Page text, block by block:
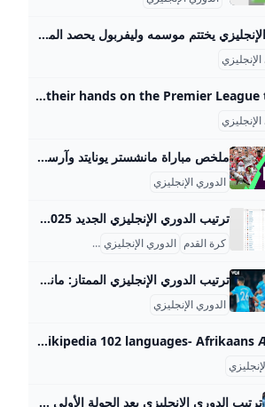
الدوري الإنجليزي يختتم موسمه وليفربول يحصد المركز الثالث في جدول الترتيب عدن نيوز اختتم الدوري الإنجليزي موسمه (الأحد) بالجولة الـ38 من المسابقة التي شهدت 10 مباريات كانت حافلة بالندية والإثارة. ورغم حسم مانشستر سيتي لقب المسابقة قبل 3 محرر 323 مايو 2021 اختتم الدوري الإنجليزي موسمه (الأحد) بالجولة الـ38 من المسابقة التي شهدت 10 مباريات كانت حافلة بالندية والإثارة. ورغم حسم مانشستر سيتي لقب المسابقة قبل 3 مباريات من النهاية، عقب خسارة مانشستر يونايتد أمام ليستر سيتي 1-2 في الجولة 36 من المسابقة، فإن الصراع على مقاعد البطولات الأوروبية الثلاث، وكذلك النجاة من الهبوط أشعل نيران المنافسة بين كل الفرق حتى الجولة الأخيرة.
English Premier League News Stats Scores - ESPN Follow all the latest English Premier League football news, fixtures, stats, and more on ESPN. scores Oliver Glasner has said that Eberechi Eze and Marc Guéhi will both start Crystal Palace’s Conference League play-off first leg against Fredrikstad. Alexander Isak’s transfer saga at Newcastle has taken over the summer, ESPN takes a look at all the major points surrounding his situation so far. William Saliba has vowed to give everything to ensure fourth time’s a charm as Arsenal attempt to finally get their hands on the Premier League trophy.
ملخص مباراة مانشستر يونايتد وآرسنال الدوري الإنجليزي - الجولة 1 - YouTube عاد آرسنال من ميدان منافسه مانشستر يونايتد بالفوز 1-0، ضمن الجولة الأولى من الدوري الإنجليزي الممتاز اليوم الأحد.وسجل هدف المباراة الوحيد الإيطالي ريكاردو كا…
الدوري الإنجليزي
ترتيب الدوري الإنجليزي الجديد 2025 جدول ترتيب الدوري الإنجليزي الممتاز لموسم 2025-2026 يعكس منافسة شيقة بين أندية كبيرة وصاعدة. حاليًا، يتصدر فريق أرسنال الترتيب برصيد 19 نقطة من 8 مباريات، بفارق بسيط عن مانشستر سيتي الذي يحتل المركز الثاني بـ 16 نقطة. باريس يتبعهم من قريب، حيث هناك فريق مثل بورنموث في المركز الثالث برصيد 15 نقطة، ما يوضح تنوع المنافسة في القمة. أيضًا هناك فرق كبيرة مثل ليفربول وتشيلسي تتواجد ضمن العشرة الأوائل، مما يجعل الصراع على المراكز متقاربًا جدًا، مع وجود فرق أخرى كما هو الحال مع سندرلاند وبيرنلي وليدز يونايتد العائدة للدوري الممتاز حديثًا.
كرة القدم الدوري الإنجليزي جدول الترتيب
ترتيب الدوري الإنجليزي الممتاز: مانشستر سيتي يستعيد المركز الأول من ليفربول عاد مانشستر سيتي إلى صدارة ترتيب الدوري الإنجليزي الممتاز لكرة القدم بعد فوزه 2-0 على برايتون أند هوف ألبيون. You must confirm your age to access this page. No, I am under 18Yes, I am 18+
الدوري الإنجليزي
Premier League - Wikipedia 102 languages- Afrikaans Ænglisc العربية Aragonés Asturianu Azərbaycanca تۆرکجه Basa Bali বাংলা Беларуская Беларуска
ترتيب الدوري الإنجليزي بعد الجولة الأولى موسم 2025-2026 صحيفة الوطن نجحت سبعة أندية في الدوري الإنجليزي الممتاز في حصد العلامة الكاملة مع انطلاق الموسم الجديد 2025-2026، بعدما تمكنت من تحقيق الفوز في الجولة الأولى، لتتصدر المنافسة مبكرًا في صراع النقاط. صدارة مانشستر… {{ article.article_subtitle }} {{ authorName() }} {{ article.author_description }} {{ article.formatted_date }}مانشستر سيتيمانشستر سيتيترتيب الدوري الإنجليزي بعد الجولة الأولى مانشستر سيتي اعتلى القمة بفضل فوزه الكبير على وولفرهامبتون برباعية نظيفة خارج ملعبه، ليحصد ثلاث نقاط مع أفضلية فارق الأهداف، متفوقًا على بقية الفرق التي حققت الفوز.